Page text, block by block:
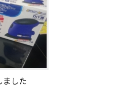
ました